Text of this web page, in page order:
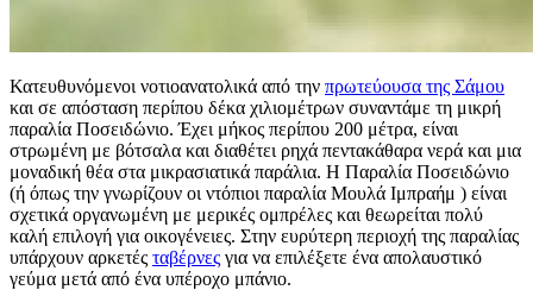
Κατευθυνόμενοι νοτιοανατολικά από την πρωτεύουσα της Σάμου
και σε απόσταση περίπου δέκα χιλιομέτρων συναντάμε τη μικρή
παραλία Ποσειδώνιο. Έχει μήκος περίπου 200 μέτρα, είναι
στρωμένη με βότσαλα και διαθέτει ρηχά πεντακάθαρα νερά και μια
μοναδική θέα στα μικρασιατικά παράλια. Η Παραλία Ποσειδώνιο
(ή όπως την γνωρίζουν οι ντόπιοι παραλία Μουλά Ιμπραήμ ) είναι
σχετικά οργανωμένη με μερικές ομπρέλες και θεωρείται πολύ
καλή επιλογή για οικογένειες. Στην ευρύτερη περιοχή της παραλίας
υπάρχουν αρκετές ταβέρνες για να επιλέξετε ένα απολαυστικό
γεύμα μετά από ένα υπέροχο μπάνιο.